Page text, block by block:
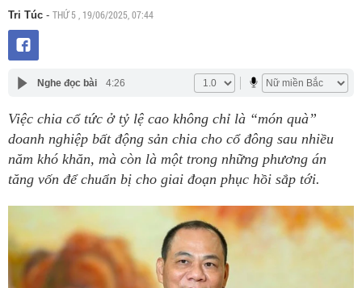
Tri Túc - THỨ 5 , 19/06/2025, 07:44
Nghe đọc bài 4:26
Việc chia cổ tức ở tỷ lệ cao không chỉ là “món quà”
doanh nghiệp bất động sản chia cho cổ đông sau nhiều
năm khó khăn, mà còn là một trong những phương án
tăng vốn để chuẩn bị cho giai đoạn phục hồi sắp tới.